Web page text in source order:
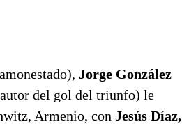
Jorge González
del gol del triunfo) le
Armenio, con Jesús Díaz,